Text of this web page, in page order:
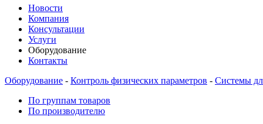
Новости
Компания
Консультации
Услуги
Оборудование
Контакты
Оборудование - Контроль физических параметров - Системы
По группам товаров
По производителю